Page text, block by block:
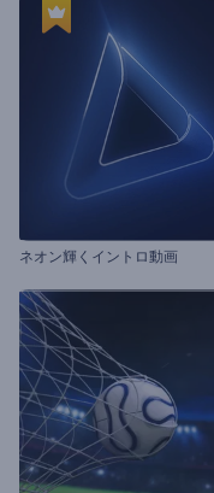
ネオン輝くイントロ動画